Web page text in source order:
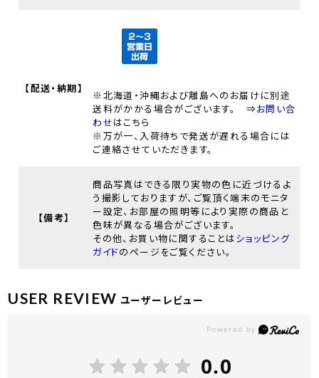
【配送・納期】
※北海道・沖縄および離島へのお届けに別途
送料がかかる場合がございます。 ⇒お問い合
わせはこちら
※万が一、入荷待ちで発送が遅れる場合には
ご連絡させていただきます。
【備考】
商品写真はできる限り実物の色に近づけるよ
う撮影しておりますが、ご覧頂く端末のモニタ
ー設定、お部屋の照明等により実際の商品と
色味が異なる場合がございます。
その他、お買い物に関することはショッピング
ガイドのページをご覧ください。
USER REVIEW ユーザーレビュー
0.0